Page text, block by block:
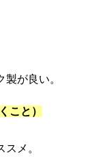
が良い。
こと）
メ。